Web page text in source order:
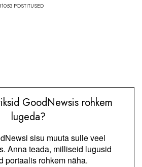
POSTITUSED
GoodNewsis rohkem
lugeda?
sisu muuta sulle veel
Anna teada, milliseid lugusid
portaalis rohkem näha.